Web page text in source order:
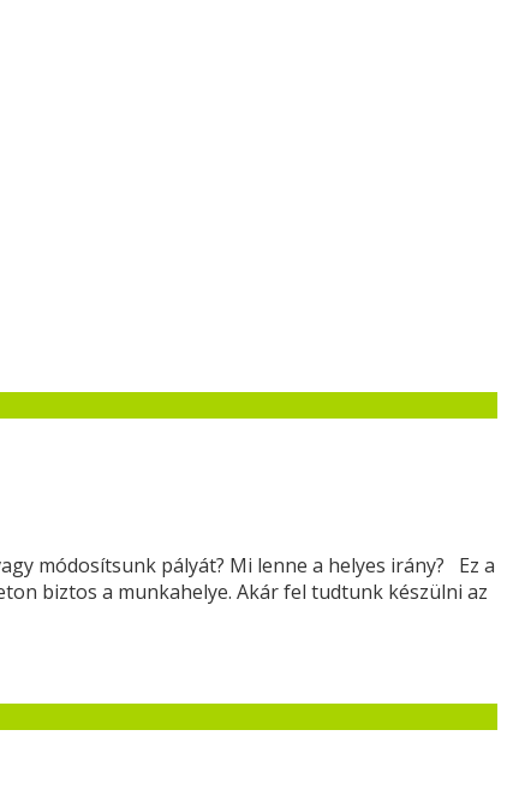
módosítsunk pályát? Mi lenne a helyes irány? Ez a
biztos a munkahelye. Akár fel tudtunk készülni az